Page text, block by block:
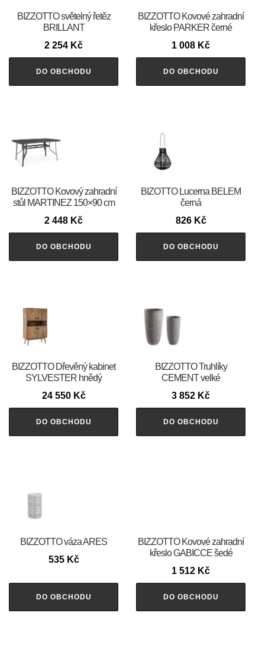
BIZZOTTO světelný řetěz
BRILLANT
2 254 Kč
DO OBCHODU
BIZZOTTO Kovové zahradní
křeslo PARKER černé
1 008 Kč
DO OBCHODU
BIZZOTTO Kovový zahradní
stůl MARTINEZ 150×90 cm
2 448 Kč
DO OBCHODU
BIZOTTO Lucerna BELEM
černá
826 Kč
DO OBCHODU
BIZZOTTO Dřevěný kabinet
SYLVESTER hnědý
24 550 Kč
DO OBCHODU
BIZZOTTO Truhlíky
CEMENT velké
3 852 Kč
DO OBCHODU
BIZZOTTO váza ARES
535 Kč
DO OBCHODU
BIZZOTTO Kovové zahradní
křeslo GABICCE šedé
1 512 Kč
DO OBCHODU